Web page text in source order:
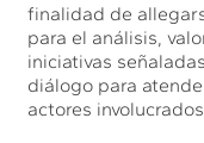
finalidad de
para el análisis,
iniciativas
diálogo para
actores